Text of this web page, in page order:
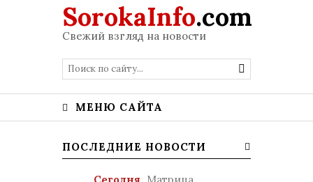
SorokaInfo.com
Свежий взгляд на новости
МЕНЮ САЙТА
ПОСЛЕДНИЕ НОВОСТИ